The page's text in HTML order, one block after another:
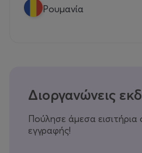
Ρουμανία
Διοργανώνεις
Πούλησε άμεσα
εγγραφής!